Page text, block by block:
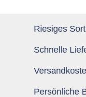
Riesiges
Schnelle
Persönliche